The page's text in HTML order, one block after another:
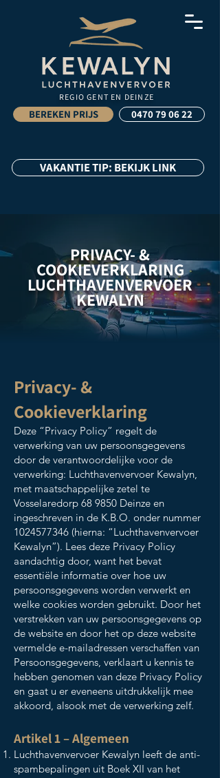
REGIO GENT EN DEINZE
BEREKEN PRIJS 0470 79 06 22
VAKANTIE TIP: BEKIJK LINK
PRIVACY- &
COOKIEVERKLARING
LUCHTHAVENVERVOER
KEWALYN
Privacy- &
Cookieverklaring
Deze “Privacy Policy” regelt de
verwerking van uw persoonsgegevens
door de verantwoordelijke voor de
verwerking: Luchthavenvervoer Kewalyn,
met maatschappelijke zetel te
Vosselaredorp 68 9850 Deinze en
ingeschreven in de K.B.O. onder nummer
1024577346 (hierna: “Luchthavenvervoer
Kewalyn”). Lees deze Privacy Policy
aandachtig door, want het bevat
essentiële informatie over hoe uw
persoonsgegevens worden verwerkt en
welke cookies worden gebruikt. Door het
verstrekken van uw persoonsgegevens op
de website en door het op deze website
vermelde e-mailadressen verschaffen van
Persoonsgegevens, verklaart u kennis te
hebben genomen van deze Privacy Policy
en gaat u er eveneens uitdrukkelijk mee
akkoord, alsook met de verwerking zelf.
Artikel 1 – Algemeen
Luchthavenvervoer Kewalyn leeft de anti-
spambepalingen uit Boek XII van het